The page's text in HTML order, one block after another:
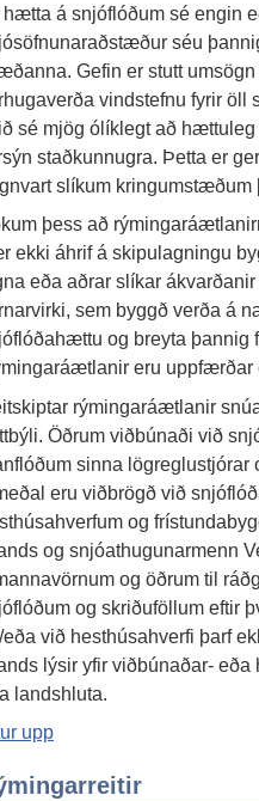
hætta á snjóflóðum sé engin
séu
Gefin er stutt
vindstefnu fyrir
sé mjög ólíklegt að
staðkunnugra. Þetta er
slíkum
þess að
ekki áhrif á skipulagningu
eða aðrar slíkar
sem byggð verða á
og breyta þannig
eru uppfærðar
rýmingaráætlanir
Öðrum viðbúnaði við
sinna
eru viðbrögð við
og
og snjóathugunarmenn
og öðrum til
og skriðuföllum eftir
við hesthúsahverfi þarf
lýsir yfir viðbúnaðar-
landshluta.
upp